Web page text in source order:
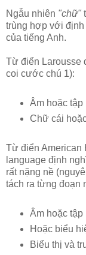
Ngẫu nhiên "chữ"
trùng hợp với định
của tiếng Anh.
Từ điển Larousse
coi cước chú 1):
Âm hoặc
Chữ cái
Từ điển American
language định
rất nặng nề
tách ra từng đoạn
Âm hoặc tập
Hoặc biểu
Biểu thị và